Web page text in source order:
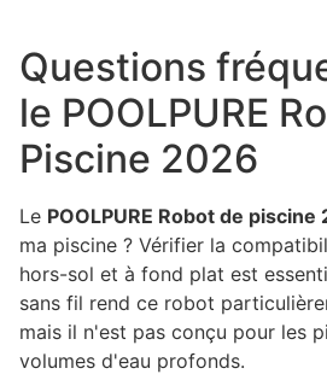
Questions
le POOLPURE
Piscine 2026
Le POOLPURE Robot de piscine
ma piscine ? Vérifier la
hors-sol et à fond plat est
sans fil rend ce robot
mais il n'est pas conçu pour les
volumes d'eau profonds.